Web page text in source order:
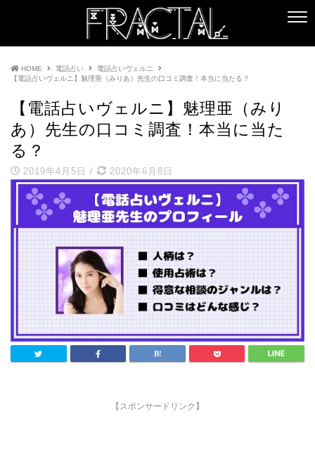
HOME 電話占い
電話占いヴェルニ
【電話占いヴェルニ】魅理亜（みりあ）先生の口コミ調査！本当に当たる？
【電話占いヴェルニ】魅理亜（みり
あ）先生の口コミ調査！本当に当た
る？
2019年4月5日 / 2020年6月8日
【スポンサードリンク】